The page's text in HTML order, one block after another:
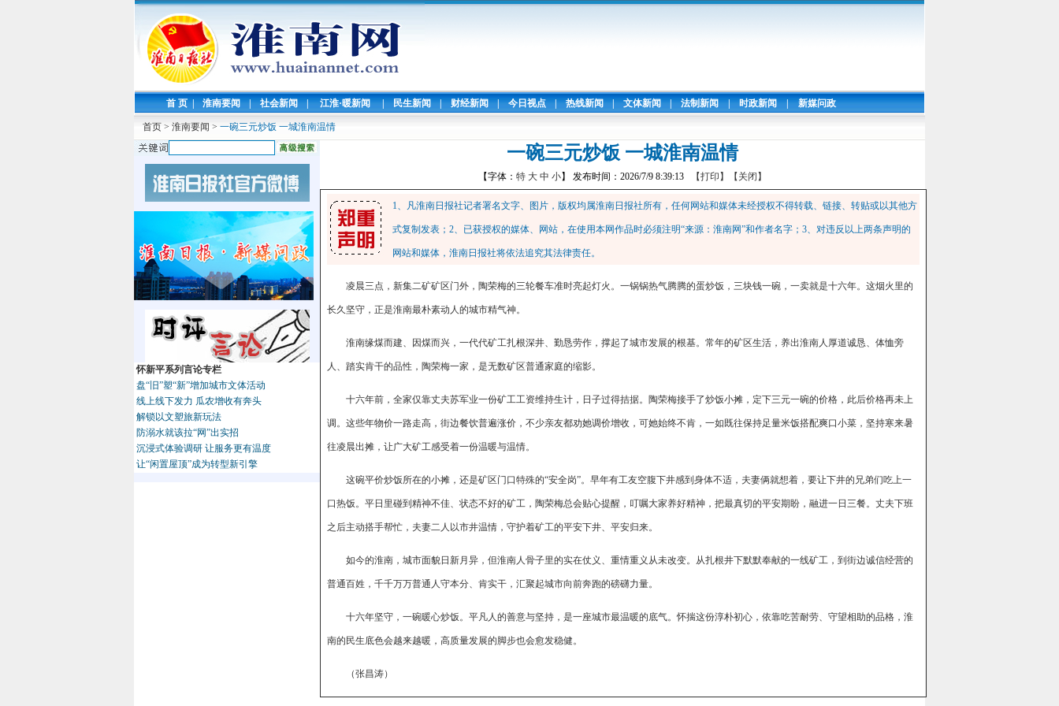
首 页 | 淮南要闻 | 社会新闻 | 江淮·暖新闻 | 民生新闻 | 财经新闻 | 今日视点 | 热线新闻 | 文体新闻 | 法制新闻 | 时政新闻 | 新媒问政
首页 > 淮南要闻 > 一碗三元炒饭 一城淮南温情
怀新平系列言论专栏
盘“旧”塑“新”增加城市文体活动
线上线下发力 瓜农增收有奔头
解锁以文塑旅新玩法
防溺水就该拉“网”出实招
沉浸式体验调研 让服务更有温度
让“闲置屋顶”成为转型新引擎
一碗三元炒饭 一城淮南温情
【字体： 特 大 中 小】 发布时间：2026/7/9 8:39:13 【打印】 【关闭】
1、凡淮南日报社记者署名文字、图片，版权均属淮南日报社所有，任何网站和媒体未经授权不得转载、链接、转贴或以其他方
式复制发表；2、已获授权的媒体、网站，在使用本网作品时必须注明“来源：淮南网”和作者名字；3、对违反以上两条声明的
网站和媒体，淮南日报社将依法追究其法律责任。
凌晨三点，新集二矿矿区门外，陶荣梅的三轮餐车准时亮起灯火。一锅锅热气腾腾的蛋炒饭，三块钱一碗，一卖就是十六年。这烟火里的
长久坚守，正是淮南最朴素动人的城市精气神。
淮南缘煤而建、因煤而兴，一代代矿工扎根深井、勤恳劳作，撑起了城市发展的根基。常年的矿区生活，养出淮南人厚道诚恳、体恤旁
人、踏实肯干的品性，陶荣梅一家，是无数矿区普通家庭的缩影。
十六年前，全家仅靠丈夫苏军业一份矿工工资维持生计，日子过得拮据。陶荣梅接手了炒饭小摊，定下三元一碗的价格，此后价格再未上
调。这些年物价一路走高，街边餐饮普遍涨价，不少亲友都劝她调价增收，可她始终不肯，一如既往保持足量米饭搭配爽口小菜，坚持寒来暑
往凌晨出摊，让广大矿工感受着一份温暖与温情。
这碗平价炒饭所在的小摊，还是矿区门口特殊的“安全岗”。早年有工友空腹下井感到身体不适，夫妻俩就想着，要让下井的兄弟们吃上一
口热饭。平日里碰到精神不佳、状态不好的矿工，陶荣梅总会贴心提醒，叮嘱大家养好精神，把最真切的平安期盼，融进一日三餐。丈夫下班
之后主动搭手帮忙，夫妻二人以市井温情，守护着矿工的平安下井、平安归来。
如今的淮南，城市面貌日新月异，但淮南人骨子里的实在仗义、重情重义从未改变。从扎根井下默默奉献的一线矿工，到街边诚信经营的
普通百姓，千千万万普通人守本分、肯实干，汇聚起城市向前奔跑的磅礴力量。
十六年坚守，一碗暖心炒饭。平凡人的善意与坚持，是一座城市最温暖的底气。怀揣这份淳朴初心，依靠吃苦耐劳、守望相助的品格，淮
南的民生底色会越来越暖，高质量发展的脚步也会愈发稳健。
（张昌涛）